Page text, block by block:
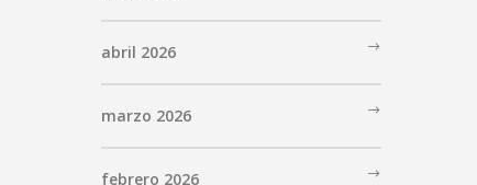
abril 2026
marzo 2026
febrero 2026